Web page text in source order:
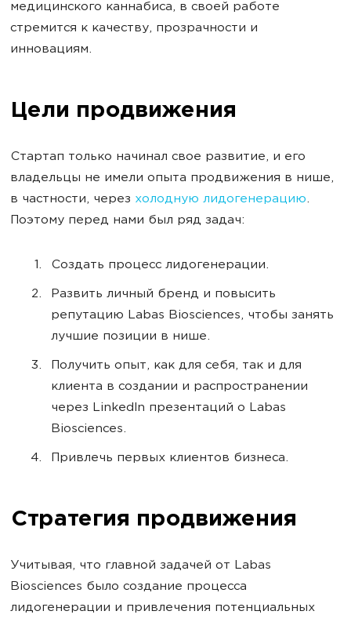
медицинского каннабиса, в своей работе
стремится к качеству, прозрачности и
инновациям.
Цели продвижения
Стартап только начинал свое развитие, и его
владельцы не имели опыта продвижения в нише,
в частности, через холодную лидогенерацию.
Поэтому перед нами был ряд задач:
Создать процесс лидогенерации.
Развить личный бренд и повысить
репутацию Labas Biosciences, чтобы занять
лучшие позиции в нише.
Получить опыт, как для себя, так и для
клиента в создании и распространении
через LinkedIn презентаций о Labas
Biosciences.
Привлечь первых клиентов бизнеса.
Стратегия продвижения
Учитывая, что главной задачей от Labas
Biosciences было создание процесса
лидогенерации и привлечения потенциальных